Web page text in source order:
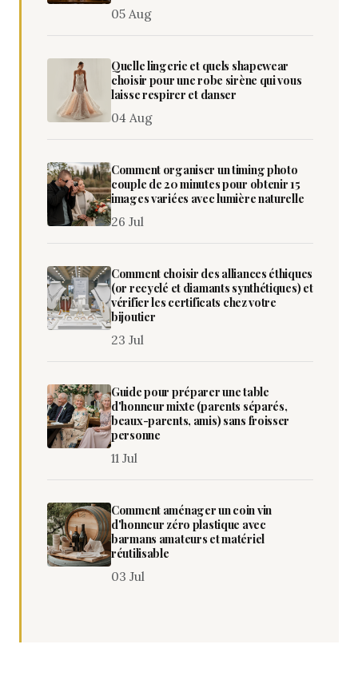
05 Aug
Quelle lingerie et quels shapewear
choisir pour une robe sirène qui vous
laisse respirer et danser
04 Aug
Comment organiser un timing photo
couple de 20 minutes pour obtenir 15
images variées avec lumière naturelle
26 Jul
Comment choisir des alliances éthiques
(or recyclé et diamants synthétiques) et
vérifier les certificats chez votre
bijoutier
23 Jul
Guide pour préparer une table
d'honneur mixte (parents séparés,
beaux-parents, amis) sans froisser
personne
11 Jul
Comment aménager un coin vin
d'honneur zéro plastique avec
barmans amateurs et matériel
réutilisable
03 Jul